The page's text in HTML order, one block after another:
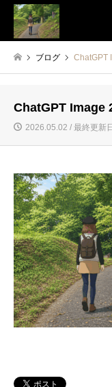
ブログ ChatGPT
ChatGPT Image
2026.05.02 / 最終更新